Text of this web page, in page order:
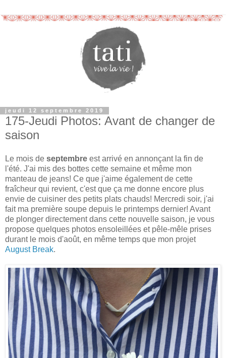
jeudi 12 septembre 2019
175-Jeudi Photos: Avant de changer de
saison
Le mois de septembre est arrivé en annonçant la fin de
l'été. J'ai mis des bottes cette semaine et même mon
manteau de jeans! Ce que j'aime également de cette
fraîcheur qui revient, c'est que ça me donne encore plus
envie de cuisiner des petits plats chauds! Mercredi soir, j'ai
fait ma première soupe depuis le printemps dernier! Avant
de plonger directement dans cette nouvelle saison, je vous
propose quelques photos ensoleillées et pêle-mêle prises
durant le mois d'août, en même temps que mon projet
August Break.